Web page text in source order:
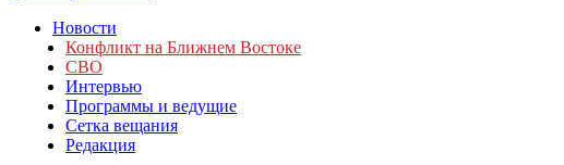
Новости
Конфликт на Ближнем Востоке
СВО
Интервью
Программы и ведущие
Сетка вещания
Редакция